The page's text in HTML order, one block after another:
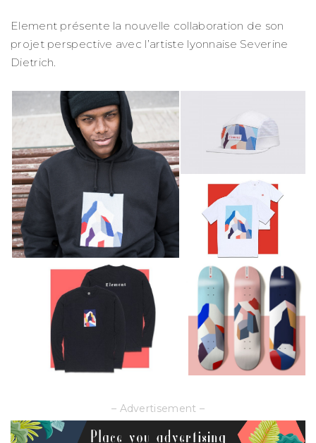
Element présente la nouvelle collaboration de son
projet perspective avec l’artiste lyonnaise Severine
Dietrich.
– Advertisement –